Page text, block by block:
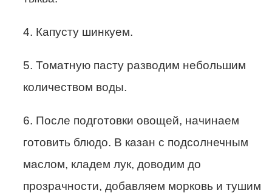
4. Капусту шинкуем.
5. Томатную пасту разводим небольшим
количеством воды.
6. После подготовки овощей, начинаем
готовить блюдо. В казан с подсолнечным
маслом, кладем лук, доводим до
прозрачности, добавляем морковь и тушим